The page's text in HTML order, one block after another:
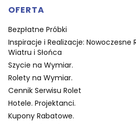
OFERTA
Bezpłatne Próbki
Inspiracje i Realizacje: Nowoczesne
Wiatru i Słońca
Szycie na Wymiar.
Rolety na Wymiar.
Cennik Serwisu Rolet
Hotele. Projektanci.
Kupony Rabatowe.